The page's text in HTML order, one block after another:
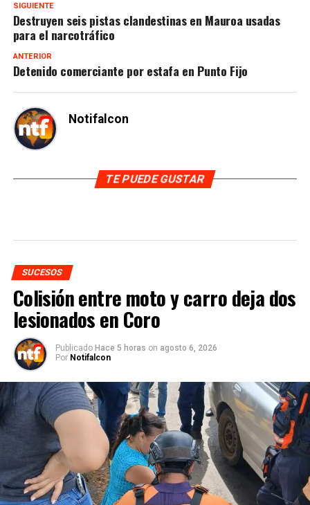
SIGUIENTE
Destruyen seis pistas clandestinas en Mauroa usadas
para el narcotráfico
ANTERIOR
Detenido comerciante por estafa en Punto Fijo
Notifalcon
TE PUEDE GUSTAR
SUCESOS
Colisión entre moto y carro deja dos
lesionados en Coro
Publicado Hace 5 horas on agosto 6, 2026
Por Notifalcon